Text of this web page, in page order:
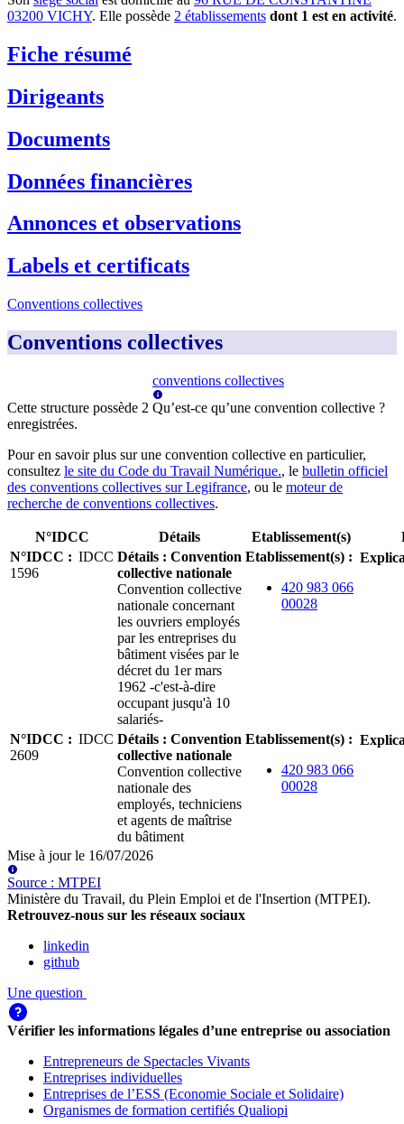
03200 VICHY. Elle possède 2 établissements dont 1 est en activité.
Fiche résumé
Dirigeants
Documents
Données financières
Annonces et observations
Labels et certificats
Conventions collectives
Conventions collectives
Cette structure possède 2
conventions collectives
Qu’est-ce qu’une convention collective ?
enregistrées.
Pour en savoir plus sur une convention collective en particulier,
consultez le site du Code du Travail Numérique., le bulletin officiel
des conventions collectives sur Legifrance, ou le moteur de
recherche de conventions collectives.
N°IDCC Détails Etablissement(s)
N°IDCC : IDCC
1596
Détails : Convention
collective nationale
Convention collective
nationale concernant
les ouvriers employés
par les entreprises du
bâtiment visées par le
décret du 1er mars
1962 -c'est-à-dire
occupant jusqu'à 10
salariés-
Etablissement(s) :
420 983 066
00028
N°IDCC : IDCC
2609
Détails : Convention
collective nationale
Convention collective
nationale des
employés, techniciens
et agents de maîtrise
du bâtiment
Etablissement(s) :
420 983 066
00028
Mise à jour le 16/07/2026
Source : MTPEI
Ministère du Travail, du Plein Emploi et de l'Insertion (MTPEI).
Retrouvez-nous sur les réseaux sociaux
linkedin
github
Une question
Vérifier les informations légales d’une entreprise ou association
Entrepreneurs de Spectacles Vivants
Entreprises individuelles
Entreprises de l’ESS (Economie Sociale et Solidaire)
Organismes de formation certifiés Qualiopi